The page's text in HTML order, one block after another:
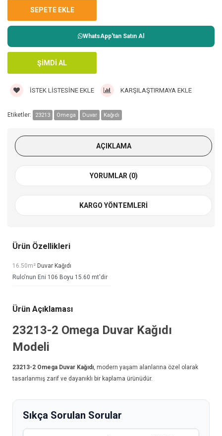
WhatsApp'tan Satın Al
İSTEK LISTESINE EKLE KARŞILAŞTIRMAYA EKLE
Etiketler: 23213 Omega Duvar Kağıdı
AÇIKLAMA
YORUMLAR (0)
KARGO YÖNTEMLERI
Ürün Özellikleri
16.50m² Duvar Kağıdı
Rulo'nun Eni 106 Boyu 15.60 mt'dir
Ürün Açıklaması
23213-2 Omega Duvar Kağıdı
Modeli
23213-2 Omega Duvar Kağıdı , modern yaşam alanlarına özel olarak
tasarlanmış zarif ve dayanıklı bir kaplama ürünüdür.
Sıkça Sorulan Sorular